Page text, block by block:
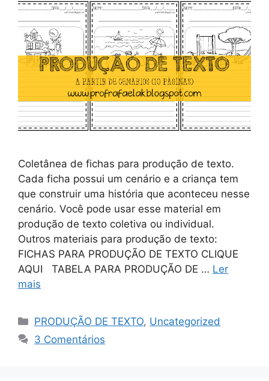
Coletânea de fichas para produção de texto.
Cada ficha possui um cenário e a criança tem
que construir uma história que aconteceu nesse
cenário. Você pode usar esse material em
produção de texto coletiva ou individual.
Outros materiais para produção de texto:
FICHAS PARA PRODUÇÃO DE TEXTO CLIQUE
AQUI TABELA PARA PRODUÇÃO DE … Ler
mais
PRODUÇÃO DE TEXTO, Uncategorized
3 Comentários